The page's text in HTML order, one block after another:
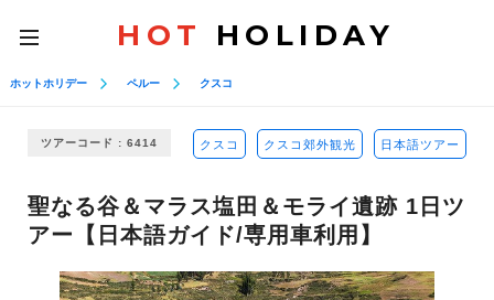
toggle
navigation
HOT HOLIDAY
ホットホリデー ペルー クスコ
ツアーコード : 6414 クスコ クスコ郊外観光 日本語ツアー
聖なる谷＆マラス塩田＆モライ遺跡 1日ツ
アー【日本語ガイド/専用車利用】